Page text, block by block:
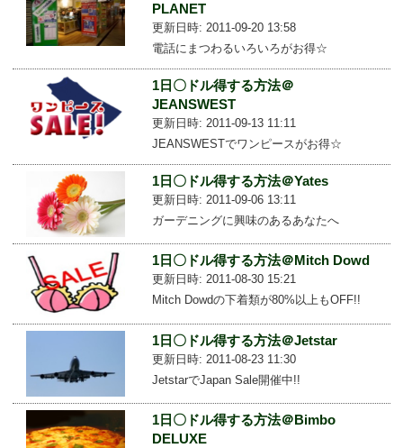
PLANET
更新日時: 2011-09-20 13:58
電話にまつわるいろいろがお得☆
1日〇ドル得する方法＠
JEANSWEST
更新日時: 2011-09-13 11:11
JEANSWESTでワンピースがお得☆
1日〇ドル得する方法＠Yates
更新日時: 2011-09-06 13:11
ガーデニングに興味のあるあなたへ
1日〇ドル得する方法＠Mitch Dowd
更新日時: 2011-08-30 15:21
Mitch Dowdの下着類が80%以上もOFF!!
1日〇ドル得する方法＠Jetstar
更新日時: 2011-08-23 11:30
JetstarでJapan Sale開催中!!
1日〇ドル得する方法＠Bimbo
DELUXE